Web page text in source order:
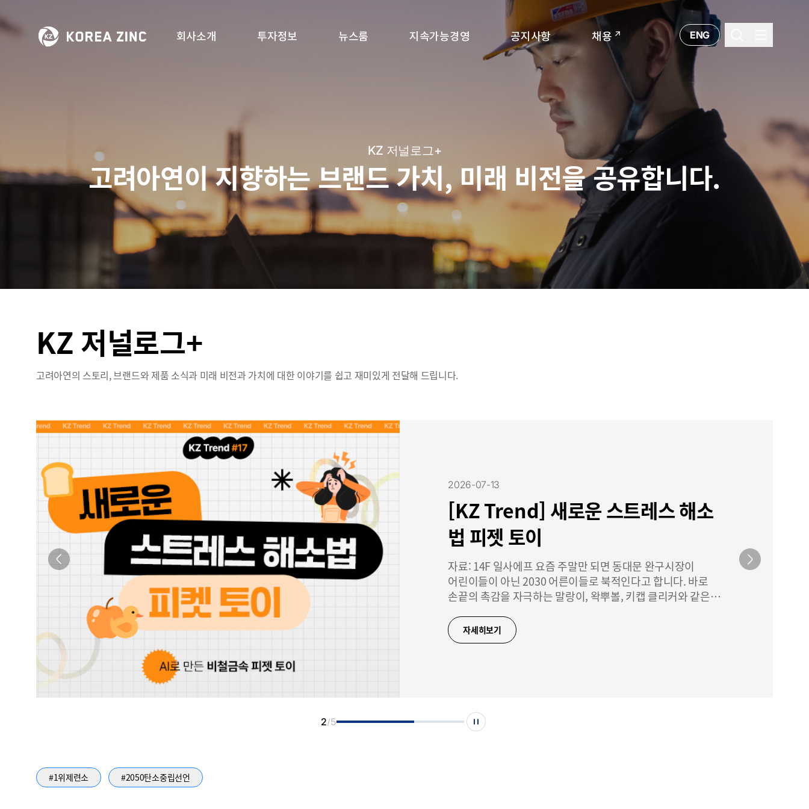
회사소개 투자정보 뉴스룸 지속가능경영 공지사항 채용 ENG
KZ 저널로그+
고려아연이 지향하는 브랜드 가치, 미래 비전을 공유합니다.
KZ 저널로그+
고려아연의 스토리, 브랜드와 제품 소식과 미래 비전과 가치에 대한 이야기를 쉽고 재미있게 전달해 드립니다.
2026-07-13
[KZ Trend] 새로운 스트레스 해소
법 피젯 토이
자료: 14F 일사에프 요즘 주말만 되면 동대문 완구시장이
어린이들이 아닌 2030 어른이들로 북적인다고 합니다. 바로
손끝의 촉감을 자극하는 말랑이, 왁뿌볼, 키캡 클리커와 같은
만지고, 부수는 단순한 행동만으로도
자세히보기
2 5
#1위제련소 #2050탄소중립선언